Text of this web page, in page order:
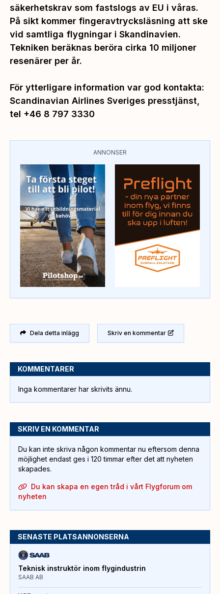
säkerhetskrav som fastslogs av EU i våras.
På sikt kommer fingeravtrycksläsning att ske
vid samtliga flygningar i Skandinavien.
Tekniken beräknas beröra cirka 10 miljoner
resenärer per år.
För ytterligare information var god kontakta:
Scandinavian Airlines Sveriges presstjänst,
tel +46 8 797 3330
ANNONSER
Dela detta inlägg Skriv en kommentar
KOMMENTARER
Inga kommentarer har skrivits ännu.
SKRIV EN KOMMENTAR
Du kan inte skriva någon kommentar nu eftersom denna
möjlighet endast ges i 120 timmar efter det att nyheten
skapades.
Du kan skapa en egen tråd i vårt Flygforum om
nyheten
SENASTE PLATSANNONSERNA
Teknisk instruktör inom flygindustrin
SAAB AB